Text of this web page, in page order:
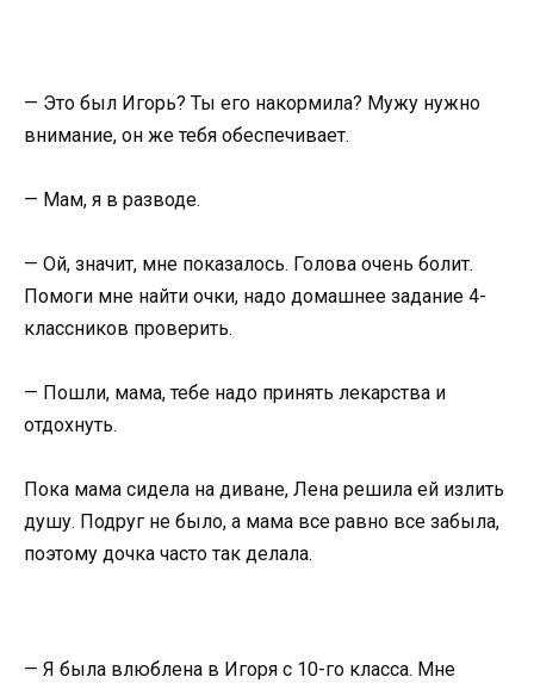
— Это был Игорь? Ты его накормила? Мужу нужно
внимание, он же тебя обеспечивает.
— Мам, я в разводе.
— Ой, значит, мне показалось. Голова очень болит.
Помоги мне найти очки, надо домашнее задание 4-
классников проверить.
— Пошли, мама, тебе надо принять лекарства и
отдохнуть.
Пока мама сидела на диване, Лена решила ей излить
душу. Подруг не было, а мама все равно все забыла,
поэтому дочка часто так делала.
— Я была влюблена в Игоря с 10-го класса. Мне